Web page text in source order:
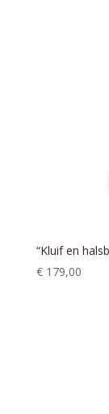
“Kluif en
€179,00